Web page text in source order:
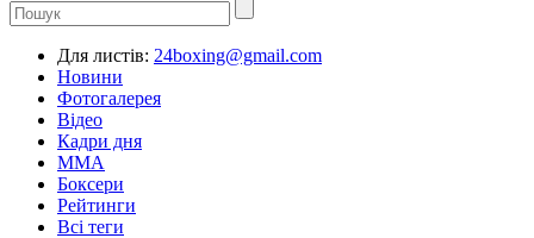
Для листів: 24boxing@gmail.com
Новини
Фотогалерея
Відео
Кадри дня
ММА
Боксери
Рейтинги
Всі теги